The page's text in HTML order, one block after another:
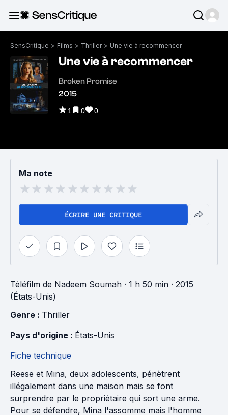
SensCritique > Films > Thriller > Une vie à recommencer
Une vie à recommencer
Broken Promise
2015
1 0 0
Ma note
ÉCRIRE UNE CRITIQUE
Téléfilm de Nadeem Soumah · 1 h 50 min · 2015
(États-Unis)
Genre : Thriller
Pays d'origine : États-Unis
Fiche technique
Reese et Mina, deux adolescents, pénètrent
illégalement dans une maison mais se font
surprendre par le propriétaire qui sort une arme.
Pour se défendre, Mina l'assomme mais l'homme